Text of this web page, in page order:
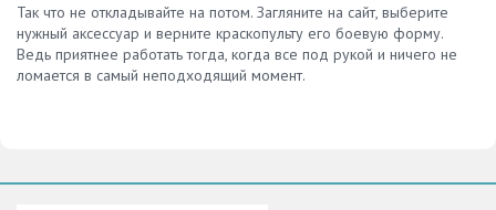
Так что не откладывайте на потом. Загляните на сайт, выберите
нужный аксессуар и верните краскопульту его боевую форму.
Ведь приятнее работать тогда, когда все под рукой и ничего не
ломается в самый неподходящий момент.